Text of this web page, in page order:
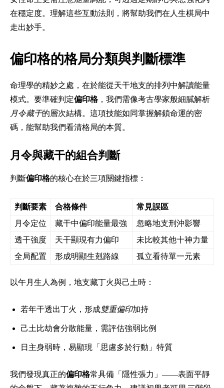
在穩定度。理解這些互動法則，將幫助我們在人生棋局中
走出妙手。
偏印格的格局分類與判斷標準
命理學的精妙之處，在於能從天干地支的排列中解讀能量
模式。要準確判定偏印格，我們需像考古學家般細膩解析
月令藏干的層次結構。這項技能如同掌握解鎖命運的密
碼，能幫助我們看清格局的本質。
月令與藏干的組合判斷
判斷偏印格的核心在於三項關鍵指標：
判斷要素 合格條件
常見誤區
月令定位
藏干中偏印能量最強
忽略地支刑沖影響
透干強度
天干顯現有力偏印
未比較其他十神力量
全局配置
形成明顯生剋路線 孤立看待單一元素
以午月生人為例，地支藏丁火與己土時：
若年干透出丁火，形成雙重偏印加持
己土比劫會分散能量，需評估強弱比例
日主身弱時，易顯現「思慮多於行動」特質
我們發現真正的偏印格常具備「隱性張力」——表面平靜